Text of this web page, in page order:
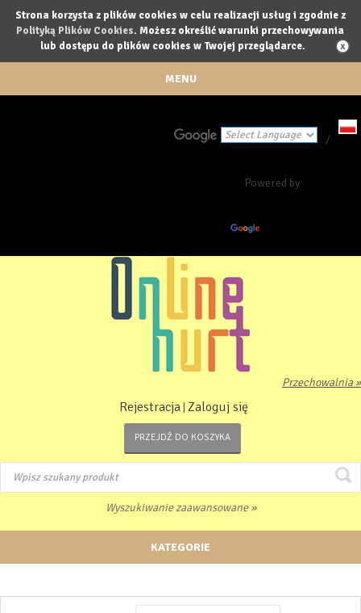
Strona korzysta z plików cookies w celu realizacji usług i zgodnie z
Polityką Plików Cookies. Możesz określić warunki przechowywania
lub dostępu do plików cookies w Twojej przeglądarce.
MENU
Powered by
/
Przechowalnia »
Rejestracja Zaloguj się
PRZEJDŹ DO KOSZYKA
Wyszukiwanie zaawansowane »
KATEGORIE